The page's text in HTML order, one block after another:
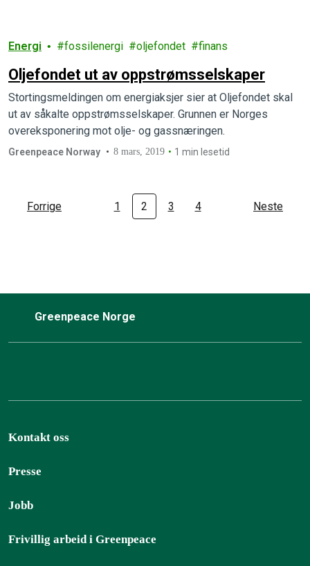
Energi fossilenergi oljefondet finans
Oljefondet ut av oppstrømsselskaper
Stortingsmeldingen om energiaksjer sier at Oljefondet skal
ut av såkalte oppstrømsselskaper. Grunnen er Norges
overeksponering mot olje- og gassnæringen.
Greenpeace Norway 8 mars, 2019 1 min lesetid
Forrige 1 2 3 4 Neste
Greenpeace Norge
Kontakt oss
Presse
Jobb
Frivillig arbeid i Greenpeace